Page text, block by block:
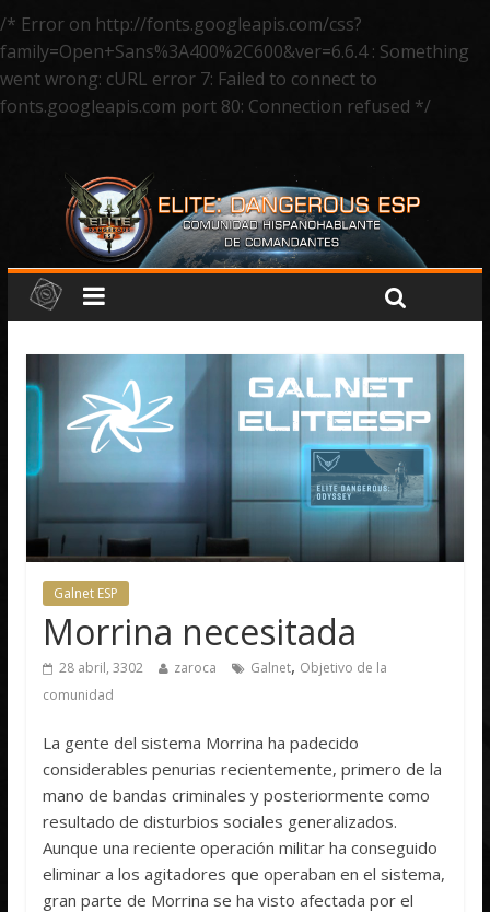
/* Error on http://fonts.googleapis.com/css?
family=Open+Sans%3A400%2C600&ver=6.6.4 : Something
went wrong: cURL error 7: Failed to connect to
fonts.googleapis.com port 80: Connection refused */
Galnet ESP
Morrina necesitada
28 abril, 3302 zaroca Galnet, Objetivo de la
comunidad
La gente del sistema Morrina ha padecido
considerables penurias recientemente, primero de la
mano de bandas criminales y posteriormente como
resultado de disturbios sociales generalizados.
Aunque una reciente operación militar ha conseguido
eliminar a los agitadores que operaban en el sistema,
gran parte de Morrina se ha visto afectada por el